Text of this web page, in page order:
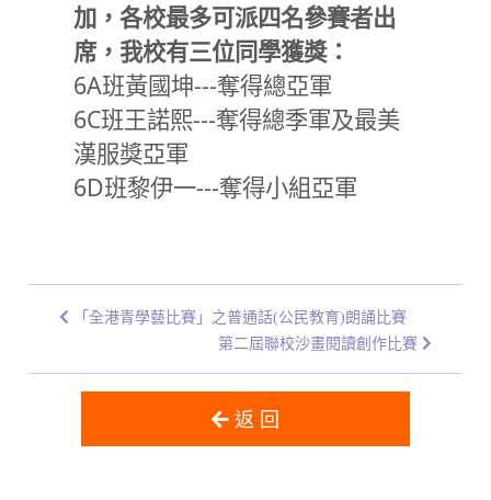
加，各校最多可派四名參賽者出
席，我校有三位同學獲獎：
6A班黃國坤---奪得總亞軍
6C班王諾熙---奪得總季軍及最美
漢服獎亞軍
6D班黎伊一---奪得小組亞軍
「全港青學藝比賽」之普通話(公民教育)朗誦比賽
第二屆聯校沙畫閱讀創作比賽
返 回